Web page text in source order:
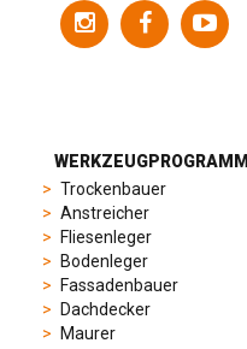
sporty
chronographs
elegant
watches.
WERKZEUGPROGRAMM
Trockenbauer
Anstreicher
Fliesenleger
Bodenleger
Fassadenbauer
Dachdecker
Maurer